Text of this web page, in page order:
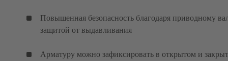
Повышенная безопасность благодаря приводному
защитой от выдавливания
Арматуру можно зафиксировать в открытом и